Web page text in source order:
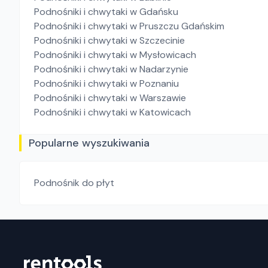
Podnośniki i chwytaki w Gdańsku
Podnośniki i chwytaki w Pruszczu Gdańskim
Podnośniki i chwytaki w Szczecinie
Podnośniki i chwytaki w Mysłowicach
Podnośniki i chwytaki w Nadarzynie
Podnośniki i chwytaki w Poznaniu
Podnośniki i chwytaki w Warszawie
Podnośniki i chwytaki w Katowicach
Popularne wyszukiwania
Podnośnik do płyt